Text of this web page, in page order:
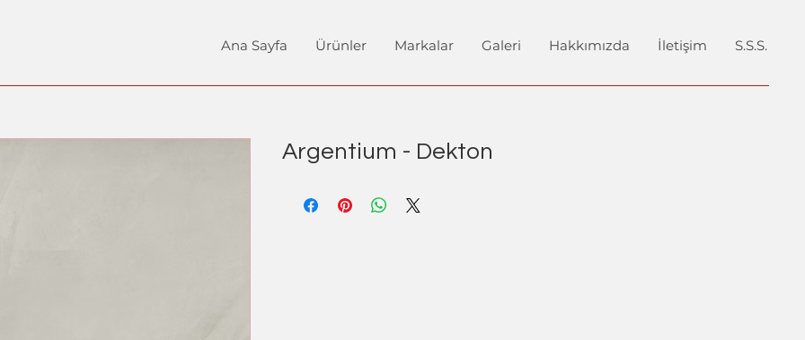
Ana Sayfa Ürünler Markalar Galeri Hakkımızda İletişim S.S.S.
Argentium - Dekton